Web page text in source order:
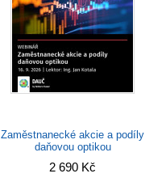
Zaměstnanecké akcie a podíly
daňovou optikou
2 690 Kč